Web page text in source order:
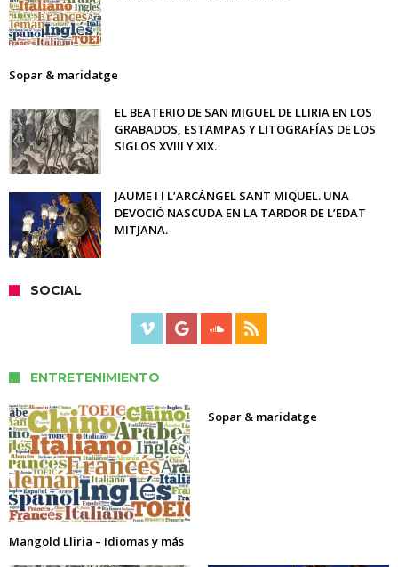
Sopar & maridatge
EL BEATERIO DE SAN MIGUEL DE LLIRIA EN LOS
GRABADOS, ESTAMPAS Y LITOGRAFÍAS DE LOS
SIGLOS XVIII Y XIX.
JAUME I I L’ARCÀNGEL SANT MIQUEL. UNA
DEVOCIÓ NASCUDA EN LA TARDOR DE L’EDAT
MITJANA.
SOCIAL
ENTRETENIMIENTO
Mangold Lliria – Idiomas y más
Sopar & maridatge